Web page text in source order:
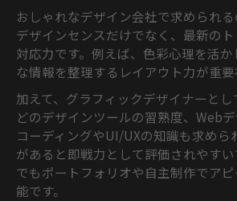
おしゃれなデザイン会社で求められ
デザインセンスだけでなく、最新の
対応力です。例えば、色彩心理を活
な情報を整理するレイアウト力が重要
加えて、グラフィックデザイナーと
どのデザインツールの習熟度、Web
コーディングやUI/UXの知識も求めら
があると即戦力として評価されやす
でもポートフォリオや自主制作でア
能です。